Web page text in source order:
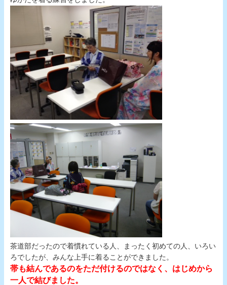
茶道部だったので着慣れている人、まったく初めての人、いろい
ろでしたが、みんな上手に着ることができました。
帯も結んであるのをただ付けるのではなく、はじめから
一人で結びました。